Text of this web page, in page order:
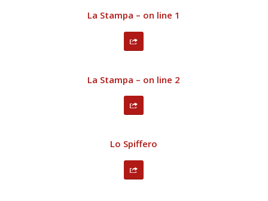
La Stampa – on line 1
La Stampa – on line 2
Lo Spiffero